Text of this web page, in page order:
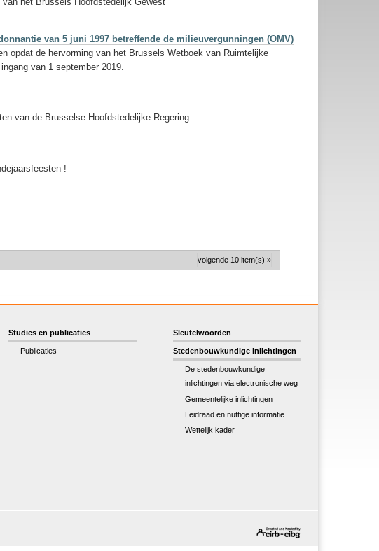
van 5 juni 1997 betreffende de milieuvergunningen (OMV)
opdat de hervorming van het Brussels Wetboek van Ruimtelijke
van 1 september 2019.
van de Brusselse Hoofdstedelijke Regering.
!
volgende 10 item(s) »
Studies en publicaties
Publicaties
Sleutelwoorden
Stedenbouwkundige inlichtingen
De stedenbouwkundige
inlichtingen via electronische weg
Gemeentelijke inlichtingen
Leidraad en nuttige informatie
Wettelijk kader